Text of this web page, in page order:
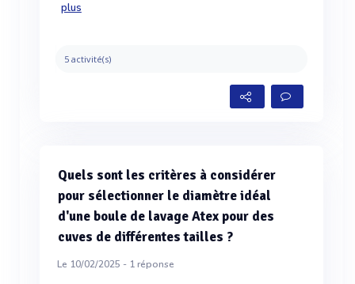
plus
5 activité(s)
Quels sont les critères à considérer
pour sélectionner le diamètre idéal
d'une boule de lavage Atex pour des
cuves de différentes tailles ?
Le 10/02/2025 - 1réponse